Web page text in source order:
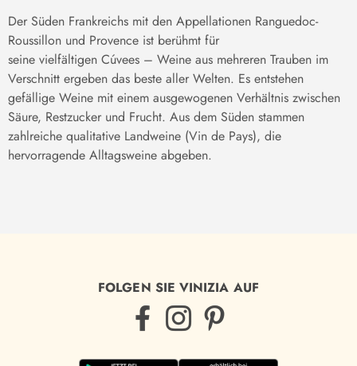
Der Süden Frankreichs mit den Appellationen Ranguedoc-
Roussillon und Provence ist berühmt für
seine vielfältigen Cúvees – Weine aus mehreren Trauben im
Verschnitt ergeben das beste aller Welten. Es entstehen
gefällige Weine mit einem ausgewogenen Verhältnis zwischen
Säure, Restzucker und Frucht. Aus dem Süden stammen
zahlreiche qualitative Landweine (Vin de Pays), die
hervorragende Alltagsweine abgeben.
FOLGEN SIE VINIZIA AUF